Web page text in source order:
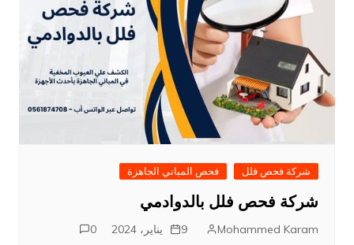
شركة فحص فلل فحص المباني الجاهزة
شركة فحص فلل بالدوادمي
Mohammed Karam 9 يناير، 2024 0